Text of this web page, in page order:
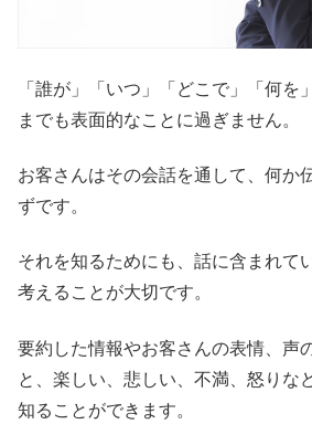
「誰が」「いつ」「どこで」「何を
までも表面的なことに過ぎません。
お客さんはその会話を通して、何か
ずです。
それを知るためにも、話に含まれて
考えることが大切です。
要約した情報やお客さんの表情、声
と、楽しい、悲しい、不満、怒りな
知ることができます。